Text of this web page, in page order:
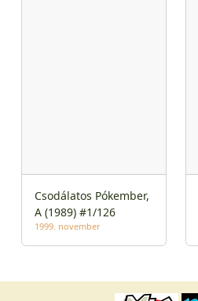
Csodálatos Pókember,
A (1989) #1/126
1999. november